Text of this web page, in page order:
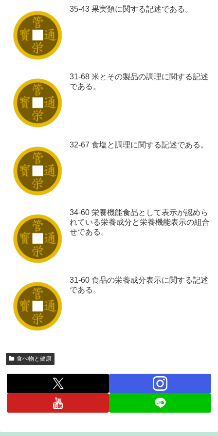
35-43 果実類に関する記述である。
31-68 米とその製品の調理に関する記述
である。
32-67 食塩と調理に関する記述である。
34-60 栄養機能食品として表示が認めら
れている栄養成分と栄養機能表示の組合
せである。
31-60 食品の栄養成分表示に関する記述
である。
食べ物と健康